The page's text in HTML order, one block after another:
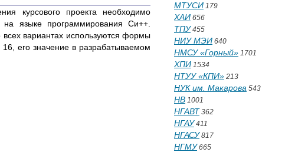
курсового проекта необходимо
на языке программирования Си++.
вариантах используются формы
его значение в разрабатываемом
МТУСИ 179
ХАИ 656
ТПУ455
НИУ МЭИ 640
НМСУ «Горный» 1701
ХПИ 1534
НТУУ «КПИ» 213
НУК им. Макарова 543
НВ 1001
НГАВТ 362
НГАУ411
НГАСУ817
НГМУ665